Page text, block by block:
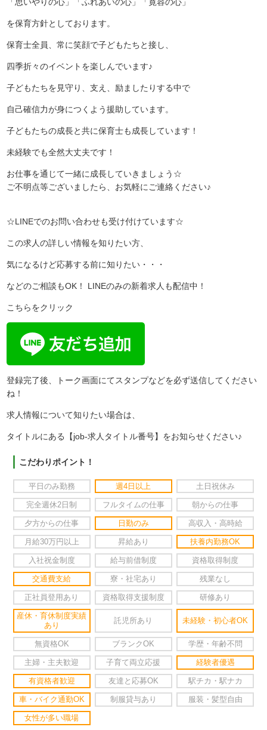
を保育方針としております。
保育士全員、常に笑顔で子どもたちと接し、
四季折々のイベントを楽しんでいます♪
子どもたちを見守り、支え、励ましたりする中で
自己確信力が身につくよう援助しています。
子どもたちの成長と共に保育士も成長しています！
未経験でも全然大丈夫です！
お仕事を通じて一緒に成長していきましょう☆
ご不明点等ございましたら、お気軽にご連絡ください♪
☆LINEでのお問い合わせも受け付けています☆
この求人の詳しい情報を知りたい方、
気になるけど応募する前に知りたい・・・
などのご相談もOK！ LINEのみの新着求人も配信中！
こちらをクリック
登録完了後、トーク画面にてスタンプなどを必ず送信してください
ね！
求人情報について知りたい場合は、
タイトルにある【job-求人タイトル番号】をお知らせください♪
こだわりポイント！
平日のみ勤務 週4日以上 土日祝休み
完全週休2日制 フルタイムの仕事 朝からの仕事
夕方からの仕事 日勤のみ 高収入・高時給
月給30万円以上 昇給あり 扶養内勤務OK
入社祝金制度 給与前借制度 資格取得制度
交通費支給 寮・社宅あり 残業なし
正社員登用あり 資格取得支援制度 研修あり
産休・育休制度実績
あり
託児所あり 未経験・初心者OK
無資格OK ブランクOK 学歴・年齢不問
主婦・主夫歓迎 子育て両立応援 経験者優遇
有資格者歓迎 友達と応募OK 駅チカ・駅ナカ
車・バイク通勤OK 制服貸与あり 服装・髪型自由
女性が多い職場